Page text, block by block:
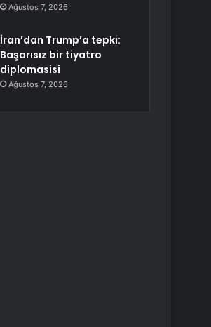
Ağustos 7, 2026
İran’dan Trump’a tepki:
Başarısız bir tiyatro
diplomasisi
Ağustos 7, 2026